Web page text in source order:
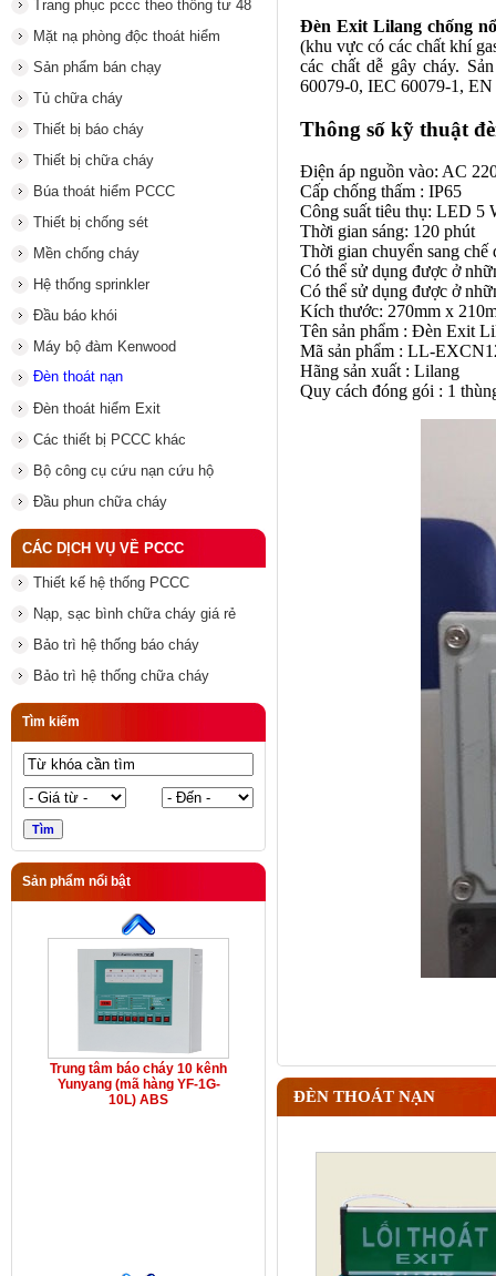
Trang phục pccc theo thông tư 48
Mặt nạ phòng độc thoát hiểm
Sản phẩm bán chạy
Tủ chữa cháy
Thiết bị báo cháy
Thiết bị chữa cháy
Búa thoát hiểm PCCC
Thiết bị chống sét
Mền chống cháy
Hệ thống sprinkler
Đầu báo khói
Máy bộ đàm Kenwood
Đèn thoát nạn
Đèn thoát hiểm Exit
Các thiết bị PCCC khác
Bộ công cụ cứu nạn cứu hộ
Đầu phun chữa cháy
CÁC DỊCH VỤ VỀ PCCC
Thiết kế hệ thống PCCC
Nạp, sạc bình chữa cháy giá rẻ
Bảo trì hệ thống báo cháy
Bảo trì hệ thống chữa cháy
Tìm kiếm
Sản phẩm nổi bật
Trung tâm báo cháy 10 kênh
Yunyang (mã hàng YF-1G-
10L) ABS
Đèn Exit Lilang chống
(khu vực có các chất khí
các chất dễ gây cháy.
60079-0, IEC 60079-1,
Thông số kỹ thuật
Ðiện áp nguồn vào: AC
Cấp chống thấm : IP65
Công suất tiêu thụ: LED 5
Thời gian sáng: 120 phút
Thời gian chuyển sang chế
Có thể sử dụng được ở
Có thể sử dụng được ở
Kích thước: 270mm x
Tên sản phẩm : Đèn Exit
Mã sản phẩm : LL-
Hãng sản xuất : Lilang
Quy cách đóng gói : 1
ĐÈN THOÁT NẠN